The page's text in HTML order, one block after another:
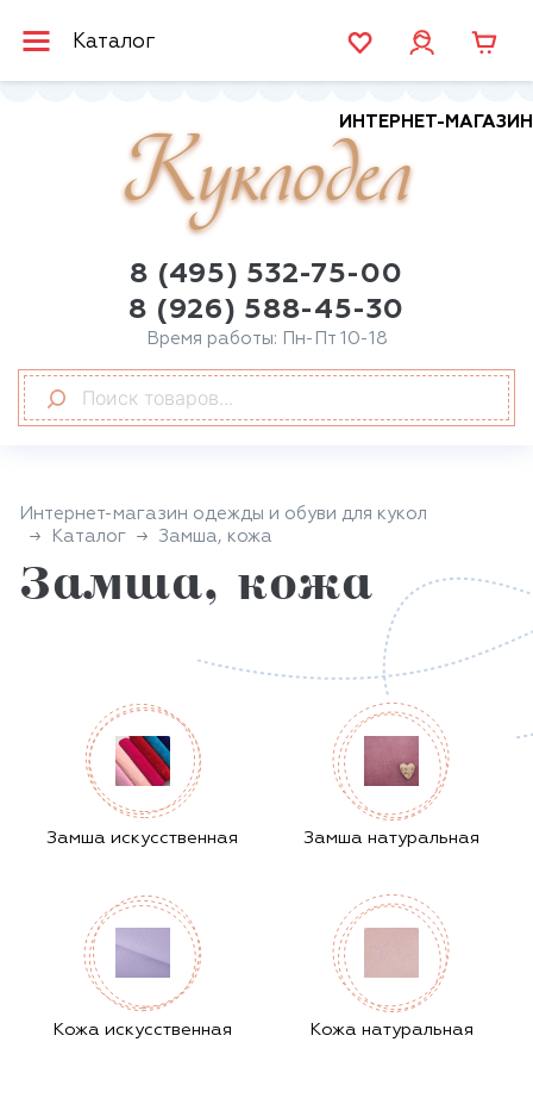
Каталог
ИНТЕРНЕТ-МАГАЗИН
Куклодел
8 (495) 532-75-00
8 (926) 588-45-30
Время работы: Пн-Пт 10-18
Интернет-магазин одежды и обуви для кукол
Каталог
Замша, кожа
Замша, кожа
Замша искусственная Замша натуральная
Кожа искусственная Кожа натуральная